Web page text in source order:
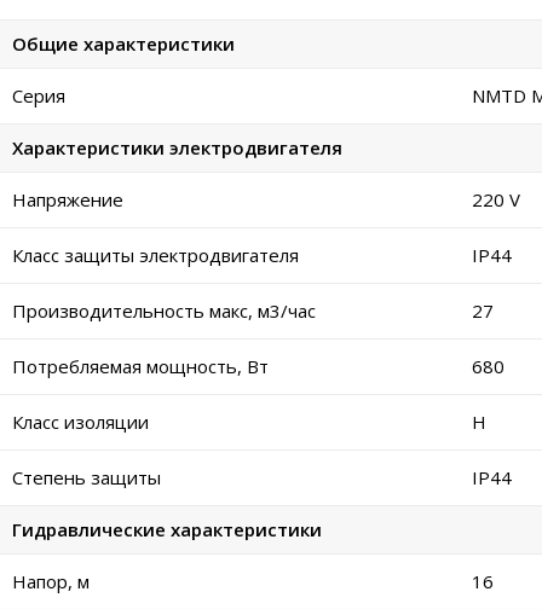
Общие характеристики
Серия NMTD
Характеристики электродвигателя
Напряжение 220 V
Класс защиты электродвигателя IP44
Производительность макс, м3/час 27
Потребляемая мощность, Вт 680
Класс изоляции H
Степень защиты IP44
Гидравлические характеристики
Напор, м 16